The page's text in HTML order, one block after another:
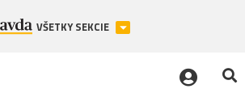
VŠETKY SEKCIE